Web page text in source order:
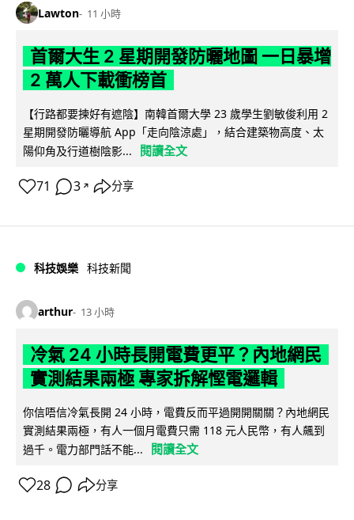
Lawton 11 小時
首爾大生 2 星期開發防曬地圖 一日暴增
2 萬人下載衝榜首
【行路都要揀好有遮陰】南韓首爾大學 23 歲學生劉敏俊利用 2
星期開發防曬導航 App「走向陰涼處」，結合建築物高度、太
陽仰角及行道樹陰影...
閱讀全文
71 3 ↗ 分享
科技娛樂 科技新聞
arthur 13 小時
冷氣 24 小時長開電費更平？內地網民
實測結果兩極 專家拆解慳電邏輯
你信唔信冷氣長開 24 小時，電費反而平過開開關關？內地網民
實測結果兩極，有人一個月電費只需 118 元人民幣，有人飆到
過千。電力部門話不能...
閱讀全文
28 分享